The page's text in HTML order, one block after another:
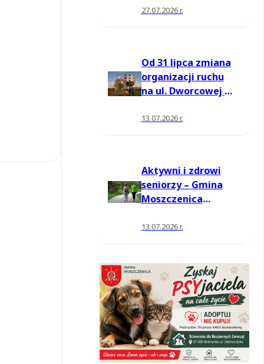
27.07.2026 r.
Od 31 lipca zmiana
organizacji ruchu
na ul. Dworcowej w
13.07.2026 r.
Aktywni i zdrowi
seniorzy – Gmina
Moszczenica
na nowe zajęcia
13.07.2026 r.